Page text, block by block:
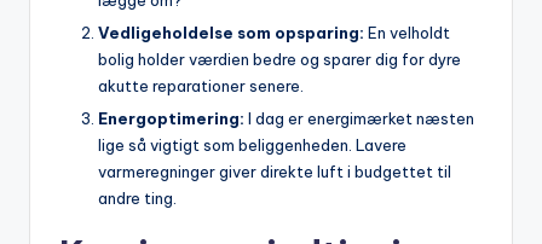
Vedligeholdelse som opsparing: En velholdt
bolig holder værdien bedre og sparer dig for dyre
akutte reparationer senere.
Energoptimering: I dag er energimærket næsten
lige så vigtigt som beliggenheden. Lavere
varmeregninger giver direkte luft i budgettet til
andre ting.